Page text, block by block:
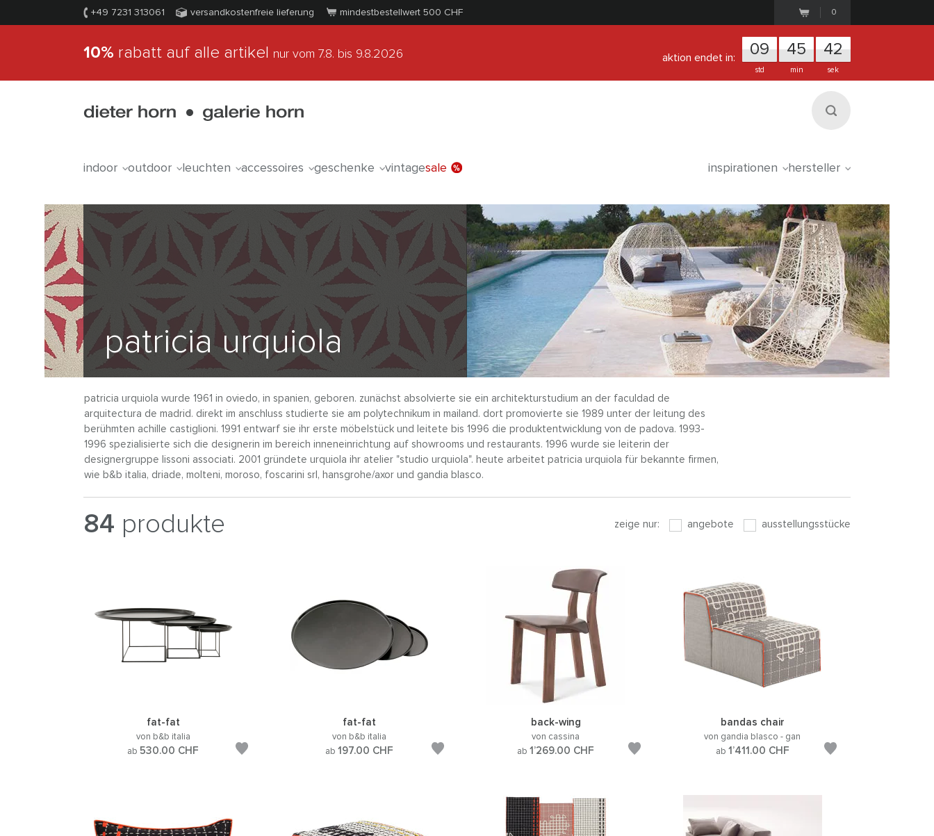
+49 7231 313061 versandkostenfreie lieferung mindestbestellwert 500 CHF 0
10% rabatt auf alle artikel nur vom 7.8. bis 9.8.2026 aktion endet in: 09
std
45
min
40
sek
indoor outdoor leuchten accessoires geschenke vintagesale inspirationen hersteller
patricia urquiola
patricia urquiola wurde 1961 in oviedo, in spanien, geboren. zunächst absolvierte sie ein architekturstudium an der faculdad de
arquitectura de madrid. direkt im anschluss studierte sie am polytechnikum in mailand. dort promovierte sie 1989 unter der leitung des
berühmten achille castiglioni. 1991 entwarf sie ihr erste möbelstück und leitete bis 1996 die produktentwicklung von de padova. 1993-
1996 spezialisierte sich die designerin im bereich inneneinrichtung auf showrooms und restaurants. 1996 wurde sie leiterin der
designergruppe lissoni associati. 2001 gründete urquiola ihr atelier "studio urquiola". heute arbeitet patricia urquiola für bekannte firmen,
wie b&b italia, driade, molteni, moroso, foscarini srl, hansgrohe/axor und gandia blasco.
84 produkte zeige nur: angebote ausstellungsstücke
fat-fat
von b&b italia
ab 530.00 CHF
fat-fat
von b&b italia
ab197.00 CHF
back-wing
von cassina
ab1’269.00 CHF
bandas chair
von gandia blasco - gan
ab 1’411.00 CHF